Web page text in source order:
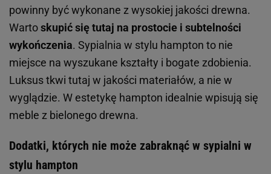
powinny być wykonane z wysokiej jakości drewna.
Wartoskupić się tutaj na prostocie i subtelności
wykończenia. Sypialnia w stylu hampton to nie
miejsce na wyszukane kształty i bogate zdobienia.
Luksus tkwi tutaj w jakości materiałów, a nie w
wyglądzie. W estetykę hampton idealnie wpisują się
meble z bielonego drewna.
Dodatki, których nie może zabraknąć w sypialni w
stylu hampton